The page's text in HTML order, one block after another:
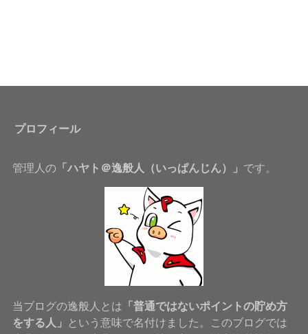
プロフィール
管理人の「ハヤト＠逸般人（いっぱんじん）」 です。
当ブログの逸般人とは 「普通ではないポイントの貯め方
をする人」
という意味で名付けました。このブログでは